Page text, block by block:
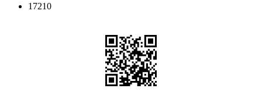
17210